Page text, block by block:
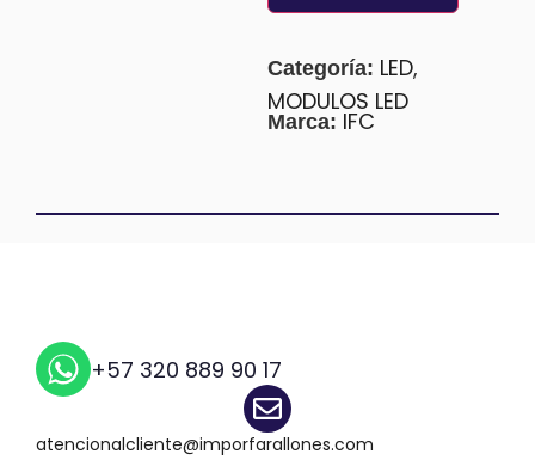
Categoría: LED,
MODULOS LED
Marca: IFC
+57 320 889 90 17
atencionalcliente@imporfarallones.com